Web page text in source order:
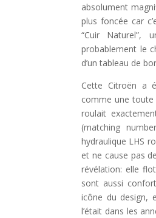
absolument
plus foncée car
“Cuir Naturel”,
probablement le
d’un tableau de
Cette Citroën a
comme une toute
roulait
(matching
hydraulique LHS
et ne cause pas
révélation: elle
sont aussi
icône du design,
l’était dans les